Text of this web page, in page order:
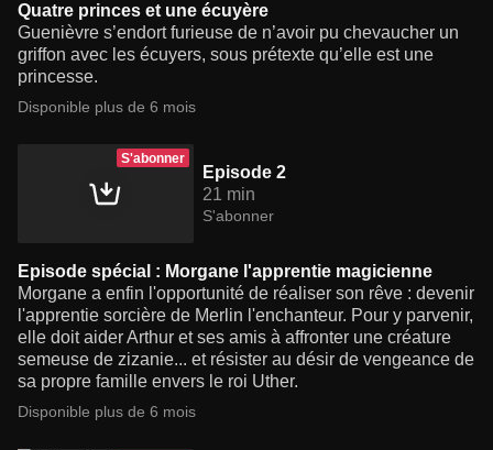
Quatre princes et une écuyère
Guenièvre s’endort furieuse de n’avoir pu chevaucher un
griffon avec les écuyers, sous prétexte qu’elle est une
princesse.
Disponible plus de 6 mois
S'abonner
Episode 2
21 min
S'abonner
Episode spécial : Morgane l'apprentie magicienne
Morgane a enfin l'opportunité de réaliser son rêve : devenir
l'apprentie sorcière de Merlin l'enchanteur. Pour y parvenir,
elle doit aider Arthur et ses amis à affronter une créature
semeuse de zizanie... et résister au désir de vengeance de
sa propre famille envers le roi Uther.
Disponible plus de 6 mois